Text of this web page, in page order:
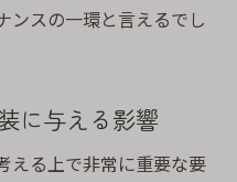
ポイント
きとその流れ
な塗料選びの秘訣
ンスの一環と言えるでし
に与える影響
える上で非常に重要な要